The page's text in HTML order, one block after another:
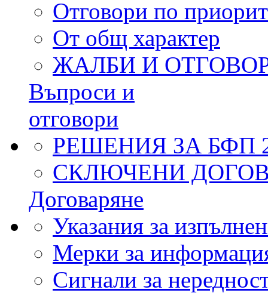
Отговори по
От общ характер
ЖАЛБИ И
Въпроси и
отговори
РЕШЕНИЯ ЗА БФП
СКЛЮЧЕНИ
Договаряне
Указания за
Мерки за
Сигнали за